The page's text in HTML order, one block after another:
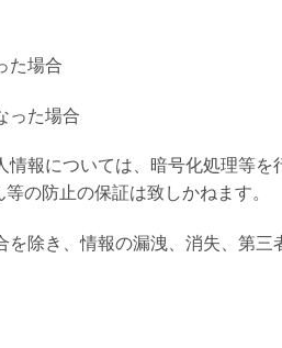
た場合
った場合
報については、暗号化処理等
の防止の保証は致しかねます。
除き、情報の漏洩、消失、第